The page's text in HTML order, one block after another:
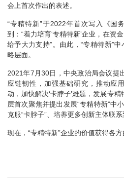
会上首次作出的表述。
“专精特新”于2022年首次写入《国
到：“着力培育‘专精特新’企业，在资
给予大力支持”。由此，“专精特新”
略层面。
2021年7月30日，中央政治局会议提
应链韧性，加强基础研究，推动应
动，加快解决‘卡脖子’难题，发展专
层首次聚焦并提出发展“专精特新”中
克服“卡脖子”、培养更多创新主体联系
现在，“专精特新”企业的价值获得各方